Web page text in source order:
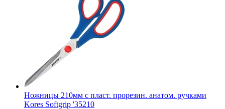
Ножницы 210мм с пласт. прорезин. анатом. ручками
Kores Softgrip '35210